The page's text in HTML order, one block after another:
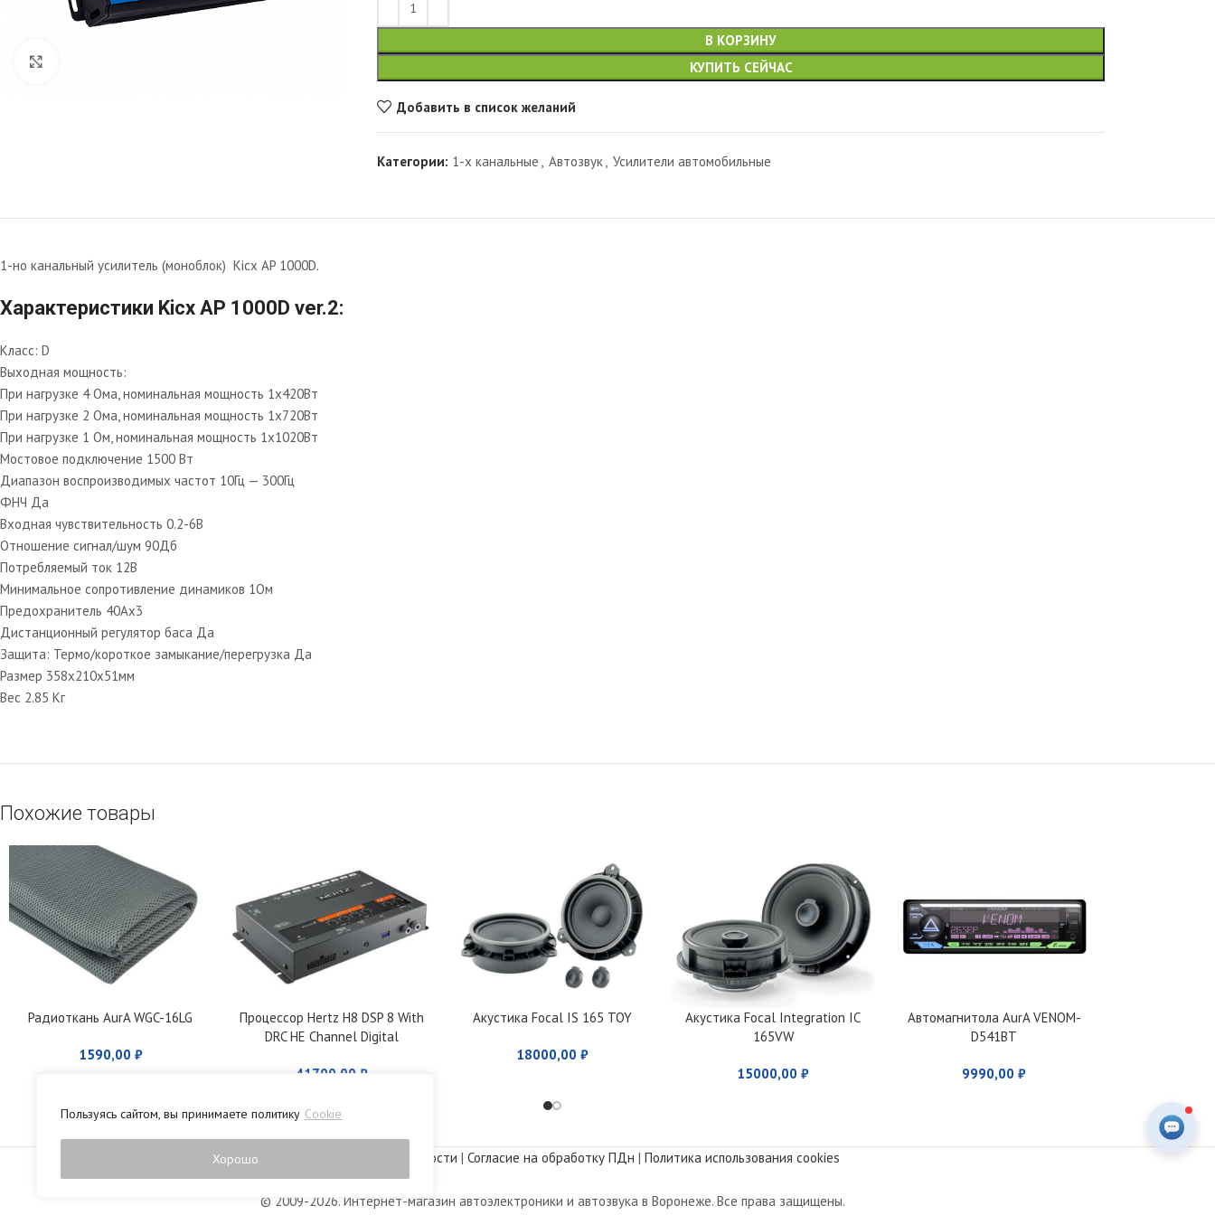
Пользуясь сайтом, вы принимаете политику Cookie
Хорошо
В КОРЗИНУ
КУПИТЬ СЕЙЧАС
Добавить в список желаний
Категории: 1-х канальные , Автозвук, Усилители автомобильные
1-но канальный усилитель (моноблок) Kicx AP 1000D.
Характеристики Kicx AP 1000D ver.2:
Класс: D
Выходная мощность:
При нагрузке 4 Ома, номинальная мощность 1х420Вт
При нагрузке 2 Ома, номинальная мощность 1х720Вт
При нагрузке 1 Ом, номинальная мощность 1х1020Вт
Мостовое подключение 1500 Вт
Диапазон воспроизводимых частот 10Гц — 300Гц
ФНЧ Да
Входная чувствительность 0.2-6В
Отношение сигнал/шум 90Дб
Потребляемый ток 12В
Минимальное сопротивление динамиков 1Ом
Предохранитель 40Ax3
Дистанционный регулятор баса Да
Защита: Термо/короткое замыкание/перегрузка Да
Размер 358x210x51мм
Вес 2.85 Кг
Похожие товары
Радиоткань AurA WGC-16LG
1590,00 ₽
Процессор Hertz H8 DSP 8 With
DRC HE Channel Digital
41700,00 ₽
Акустика Focal IS 165 TOY
18000,00 ₽
Акустика Focal Integration IC
165VW
15000,00₽
Автомагнитола AurA VENOM-
D541BT
9990,00₽
Политика конфиденциальности | Согласие на обработку ПДн | Политика использования cookies
© 2009-2026. Интернет-магазин автоэлектроники и автозвука в Воронеже. Все права защищены.